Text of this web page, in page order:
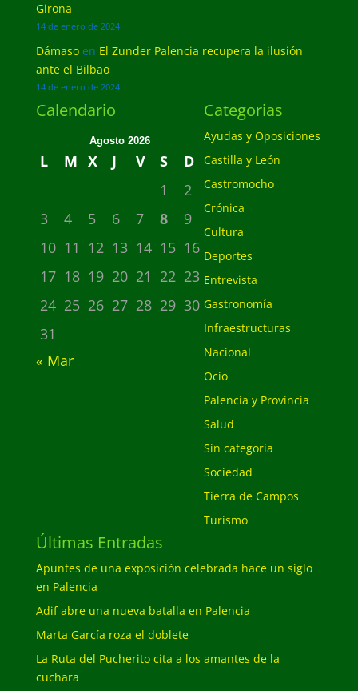
Girona
14 de enero de 2024
Dámasoen El Zunder Palencia recupera la ilusión
ante el Bilbao
14 de enero de 2024
Calendario
Agosto 2026
L M X J V S
D
1
2
3
4 5 6 7 8
9
10 11 12 13 14 15 16
17 18 19 20 21 22 23
24 25 26 27 28 29 30
31
« Mar
Categorias
Ayudas y Oposiciones
Castilla y León
Castromocho
Crónica
Cultura
Deportes
Entrevista
Gastronomía
Infraestructuras
Nacional
Ocio
Palencia y Provincia
Salud
Sin categoría
Sociedad
Tierra de Campos
Turismo
Últimas Entradas
Apuntes de una exposición celebrada hace un siglo
en Palencia
Adif abre una nueva batalla en Palencia
Marta García roza el doblete
La Ruta del Pucherito cita a los amantes de la
cuchara